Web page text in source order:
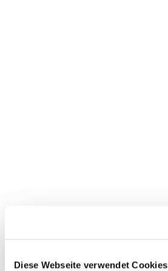
Diese Webseite verwendet Cookies